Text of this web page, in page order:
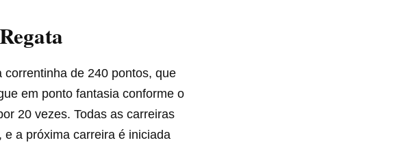
de 240 pontos, que
em ponto fantasia conforme o
20 vezes. Todas as carreiras
a próxima carreira é iniciada